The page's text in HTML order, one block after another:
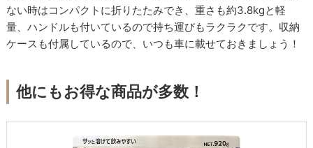
ない時はコンパクトに折りたたみでき、重さも約3.8kgと軽
量、ハンドルも付いているので持ち運びもラクラクです。収納
ケースも付属しているので、いつも車に載せておきましょう！
他にもお得な商品が多数！